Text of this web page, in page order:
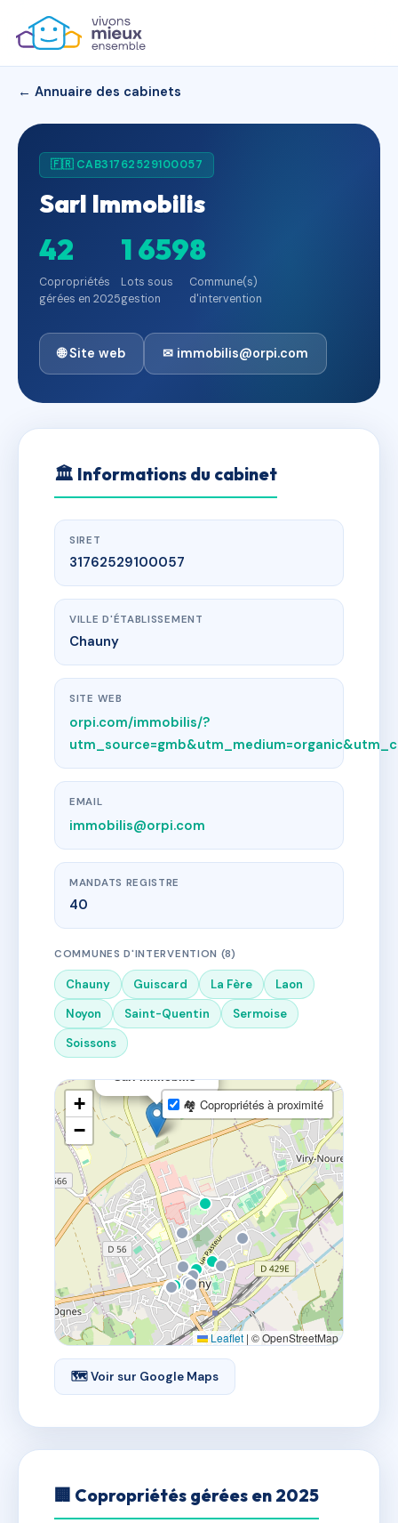
← Annuaire des cabinets
🇫🇷 CAB31762529100057
Sarl Immobilis
42
Copropriétés
gérées en 2025
1 659
Lots sous
gestion
8
Commune(s)
d'intervention
🌐 Site web ✉ immobilis@orpi.com
🏛 Informations du cabinet
SIRET
31762529100057
VILLE D'ÉTABLISSEMENT
Chauny
SITE WEB
orpi.com/immobilis/?
EMAIL
immobilis@orpi.com
MANDATS REGISTRE
40
COMMUNES D'INTERVENTION (8)
Chauny Guiscard La Fère
Laon
Noyon
Saint-Quentin
Sermoise
Soissons
Sarl Immobilis
+
−
🏘 Copropriétés à proximité
Leaflet | © OpenStreetMap
🗺 Voir sur Google Maps
🏢 Copropriétés gérées en 2025